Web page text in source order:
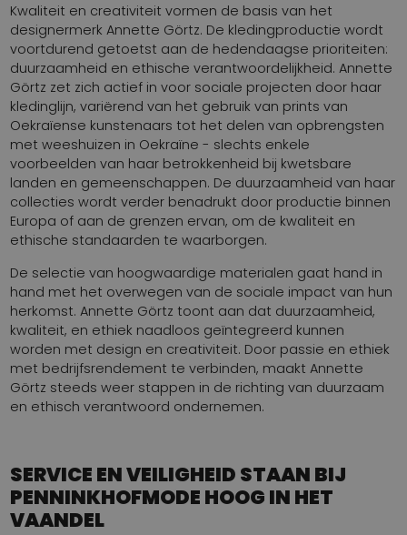
Kwaliteit en creativiteit vormen de basis van het
designermerk Annette Görtz. De kledingproductie wordt
voortdurend getoetst aan de hedendaagse prioriteiten:
duurzaamheid en ethische verantwoordelijkheid. Annette
Görtz zet zich actief in voor sociale projecten door haar
kledinglijn, variërend van het gebruik van prints van
Oekraïense kunstenaars tot het delen van opbrengsten
met weeshuizen in Oekraïne - slechts enkele
voorbeelden van haar betrokkenheid bij kwetsbare
landen en gemeenschappen. De duurzaamheid van haar
collecties wordt verder benadrukt door productie binnen
Europa of aan de grenzen ervan, om de kwaliteit en
ethische standaarden te waarborgen.
De selectie van hoogwaardige materialen gaat hand in
hand met het overwegen van de sociale impact van hun
herkomst. Annette Görtz toont aan dat duurzaamheid,
kwaliteit, en ethiek naadloos geïntegreerd kunnen
worden met design en creativiteit. Door passie en ethiek
met bedrijfsrendement te verbinden, maakt Annette
Görtz steeds weer stappen in de richting van duurzaam
en ethisch verantwoord ondernemen.
SERVICE EN VEILIGHEID STAAN BIJ
PENNINKHOFMODE HOOG IN HET
VAANDEL